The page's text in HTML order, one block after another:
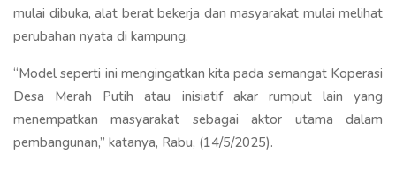
mulai dibuka, alat berat bekerja dan masyarakat mulai melihat
perubahan nyata di kampung.
“Model seperti ini mengingatkan kita pada semangat Koperasi
Desa Merah Putih atau inisiatif akar rumput lain yang
menempatkan masyarakat sebagai aktor utama dalam
pembangunan,” katanya, Rabu, (14/5/2025).